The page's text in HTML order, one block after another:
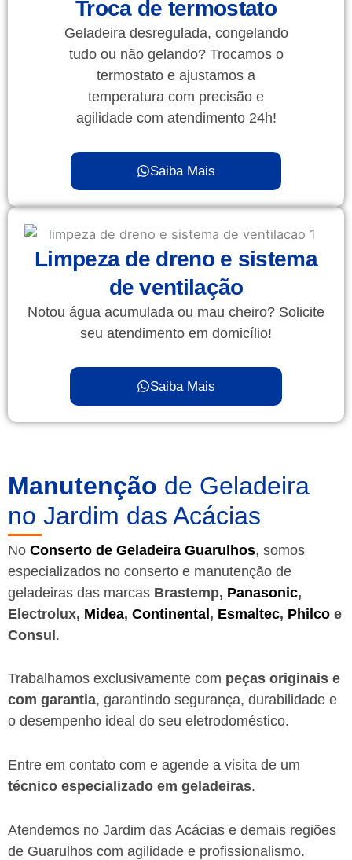
Troca de termostato
Geladeira desregulada, congelando
tudo ou não gelando? Trocamos o
termostato e ajustamos a
temperatura com precisão e
agilidade com atendimento 24h!
Saiba Mais
Limpeza de dreno e sistema
de ventilação
Notou água acumulada ou mau cheiro? Solicite
seu atendimento em domicílio!
Saiba Mais
Manutenção de Geladeira
no Jardim das Acácias
No Conserto de Geladeira Guarulhos, somos
especializados no conserto e manutenção de
geladeiras das marcas Brastemp, Panasonic,
Electrolux, Midea, Continental, Esmaltec, Philco e
Consul.
Trabalhamos exclusivamente com peças originais e
com garantia, garantindo segurança, durabilidade e
o desempenho ideal do seu eletrodoméstico.
Entre em contato com e agende a visita de um
técnico especializado em geladeiras.
Atendemos no Jardim das Acácias e demais regiões
de Guarulhos com agilidade e profissionalismo.